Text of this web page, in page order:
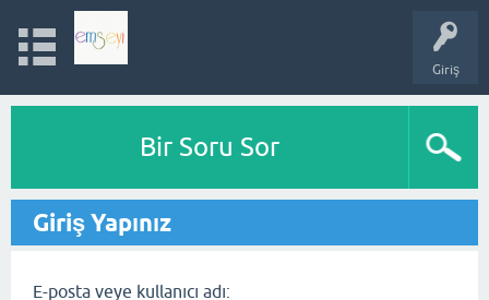
Giriş
Bir Soru Sor
Giriş Yapınız
E-posta veye kullanıcı adı: